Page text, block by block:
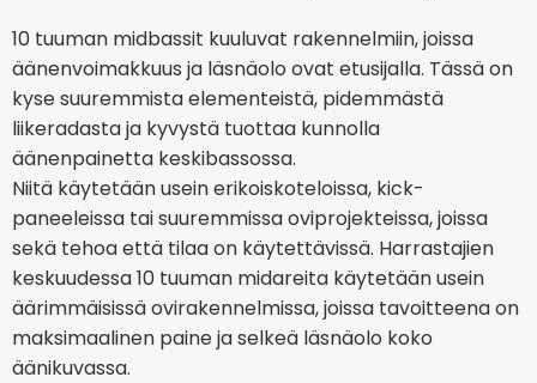
10 tuuman midbassit kuuluvat rakennelmiin, joissa
äänenvoimakkuus ja läsnäolo ovat etusijalla. Tässä on
kyse suuremmista elementeistä, pidemmästä
liikeradasta ja kyvystä tuottaa kunnolla
äänenpainetta keskibassossa.
Niitä käytetään usein erikoiskoteloissa, kick-
paneeleissa tai suuremmissa oviprojekteissa, joissa
sekä tehoa että tilaa on käytettävissä. Harrastajien
keskuudessa 10 tuuman midareita käytetään usein
äärimmäisissä ovirakennelmissa, joissa tavoitteena on
maksimaalinen paine ja selkeä läsnäolo koko
äänikuvassa.